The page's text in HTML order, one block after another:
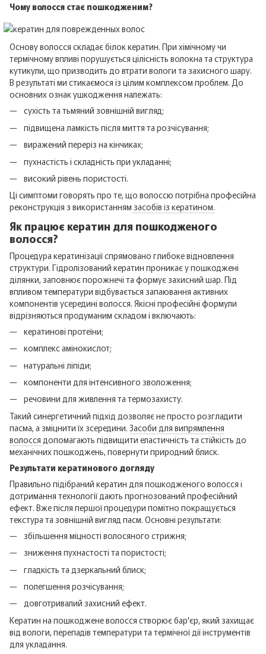
Чому волосся стає пошкодженим?
Основу волосся складає білок кератин. При хімічному чи
термічному впливі порушується цілісність волокна та структура
кутикули, що призводить до втрати вологи та захисного шару.
В результаті ми стикаємося із цілим комплексом проблем. До
основних ознак ушкодження належать:
сухість та тьмяний зовнішній вигляд;
підвищена ламкість після миття та розчісування;
виражений переріз на кінчиках;
пухнастість і складність при укладанні;
високий рівень пористості.
Ці симптоми говорять про те, що волоссю потрібна професійна
реконструкція з використанням засобів із кератином.
Як працює кератин для пошкодженого
волосся?
Процедура кератинізації спрямовано глибоке відновлення
структури. Гідролізований кератин проникає у пошкоджені
ділянки, заповнює порожнечі та формує захисний шар. Під
впливом температури відбувається запаювання активних
компонентів усередині волосся. Якісні професійні формули
відрізняються продуманим складом і включають:
кератинові протеїни;
комплекс амінокислот;
натуральні ліпіди;
компоненти для інтенсивного зволоження;
речовини для живлення та термозахисту.
Такий синергетичний підхід дозволяє не просто розгладити
пасма, а зміцнити їх зсередини. Засоби для випрямлення
волосся допомагають підвищити еластичність та стійкість до
механічних пошкоджень, повернути природний блиск.
Результати кератинового догляду
Правильно підібраний кератин для пошкодженого волосся і
дотримання технології дають прогнозований професійний
ефект. Вже після першої процедури помітно покращується
текстура та зовнішній вигляд пасм. Основні результати:
збільшення міцності волосяного стрижня;
зниження пухнастості та пористості;
гладкість та дзеркальний блиск;
полегшення розчісування;
довготривалий захисний ефект.
Кератин на пошкоджене волосся створює бар'єр, який захищає
від вологи, перепадів температури та термічної дії інструментів
для укладання.